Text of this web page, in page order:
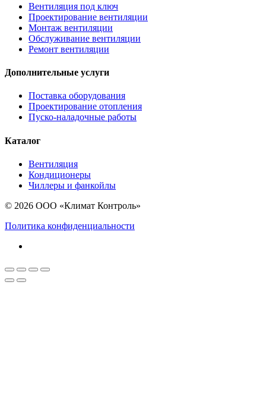
Вентиляция под ключ
Проектирование вентиляции
Монтаж вентиляции
Обслуживание вентиляции
Ремонт вентиляции
Дополнительные услуги
Поставка оборудования
Проектирование отопления
Пуско-наладочные работы
Каталог
Вентиляция
Кондиционеры
Чиллеры и фанкойлы
© 2026 ООО «Климат Контроль»
Политика конфиденциальности